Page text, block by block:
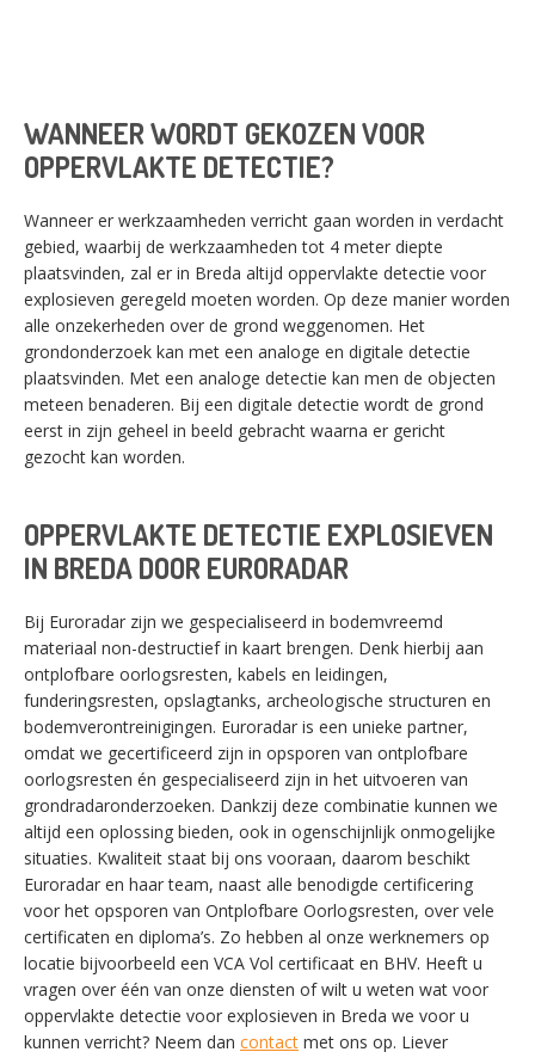
WANNEER WORDT GEKOZEN VOOR
OPPERVLAKTE DETECTIE?
Wanneer er werkzaamheden verricht gaan worden in verdacht
gebied, waarbij de werkzaamheden tot 4 meter diepte
plaatsvinden, zal er in Breda altijd oppervlakte detectie voor
explosieven geregeld moeten worden. Op deze manier worden
alle onzekerheden over de grond weggenomen. Het
grondonderzoek kan met een analoge en digitale detectie
plaatsvinden. Met een analoge detectie kan men de objecten
meteen benaderen. Bij een digitale detectie wordt de grond
eerst in zijn geheel in beeld gebracht waarna er gericht
gezocht kan worden.
OPPERVLAKTE DETECTIE EXPLOSIEVEN
IN BREDA DOOR EURORADAR
Bij Euroradar zijn we gespecialiseerd in bodemvreemd
materiaal non-destructief in kaart brengen. Denk hierbij aan
ontplofbare oorlogsresten, kabels en leidingen,
funderingsresten, opslagtanks, archeologische structuren en
bodemverontreinigingen. Euroradar is een unieke partner,
omdat we gecertificeerd zijn in opsporen van ontplofbare
oorlogsresten én gespecialiseerd zijn in het uitvoeren van
grondradaronderzoeken. Dankzij deze combinatie kunnen we
altijd een oplossing bieden, ook in ogenschijnlijk onmogelijke
situaties. Kwaliteit staat bij ons vooraan, daarom beschikt
Euroradar en haar team, naast alle benodigde certificering
voor het opsporen van Ontplofbare Oorlogsresten, over vele
certificaten en diploma’s. Zo hebben al onze werknemers op
locatie bijvoorbeeld een VCA Vol certificaat en BHV. Heeft u
vragen over één van onze diensten of wilt u weten wat voor
oppervlakte detectie voor explosieven in Breda we voor u
kunnen verricht? Neem dan contact met ons op. Liever